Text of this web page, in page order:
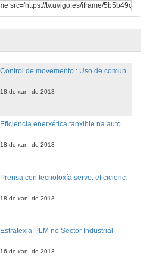
Tecnoloxías para a busca e rescate de persoas
18 de xan. de 2013
Eficiencia enerxética tanxible na automatización industrial: motores de reluctancia
18 de xan. de 2013
18 de xan. de 2013
Estratexia PLM no Sector Industrial
16 de xan. de 2013